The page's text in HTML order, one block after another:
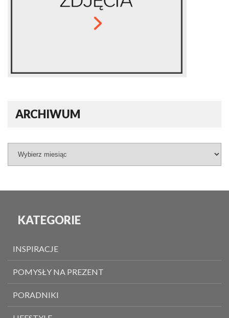
ARCHIWUM
KATEGORIE
INSPIRACJE
POMYSŁY NA PREZENT
PORADNIKI